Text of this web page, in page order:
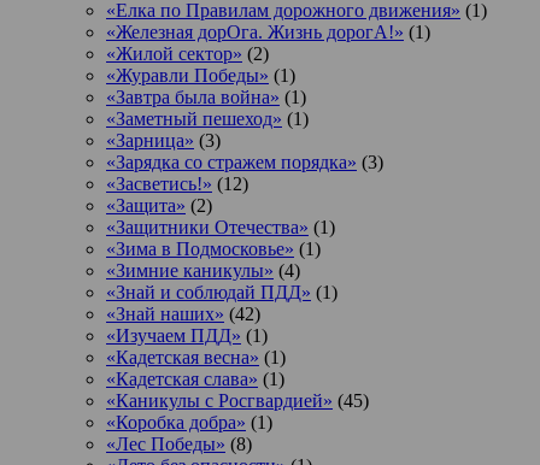
«Елка по Правилам дорожного движения» (1)
«Железная дорОга. Жизнь дорогА!» (1)
«Жилой сектор» (2)
«Журавли Победы» (1)
«Завтра была война» (1)
«Заметный пешеход» (1)
«Зарница» (3)
«Зарядка со стражем порядка» (3)
«Засветись!» (12)
«Защита» (2)
«Защитники Отечества» (1)
«Зима в Подмосковье» (1)
«Зимние каникулы» (4)
«Знай и соблюдай ПДД» (1)
«Знай наших» (42)
«Изучаем ПДД» (1)
«Кадетская весна» (1)
«Кадетская слава» (1)
«Каникулы с Росгвардией» (45)
«Коробка добра» (1)
«Лес Победы» (8)